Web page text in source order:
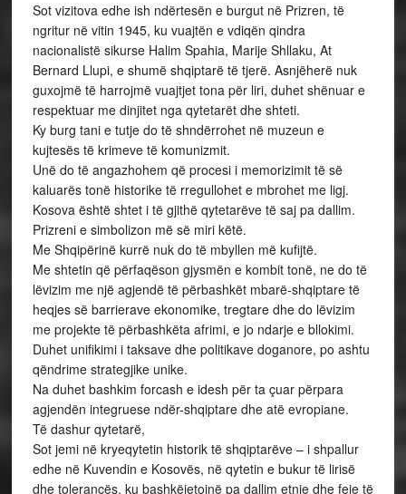
Sot vizitova edhe ish ndërtesën e burgut në Prizren, të
ngritur në vitin 1945, ku vuajtën e vdiqën qindra
nacionalistë sikurse Halim Spahia, Marije Shllaku, At
Bernard Llupi, e shumë shqiptarë të tjerë. Asnjëherë nuk
guxojmë të harrojmë vuajtjet tona për liri, duhet shënuar e
respektuar me dinjitet nga qytetarët dhe shteti.
Ky burg tani e tutje do të shndërrohet në muzeun e
kujtesës të krimeve të komunizmit.
Unë do të angazhohem që procesi i memorizimit të së
kaluarës tonë historike të rregullohet e mbrohet me ligj.
Kosova është shtet i të gjithë qytetarëve të saj pa dallim.
Prizreni e simbolizon më së miri këtë.
Me Shqipërinë kurrë nuk do të mbyllen më kufijtë.
Me shtetin që përfaqëson gjysmën e kombit tonë, ne do të
lëvizim me një agjendë të përbashkët mbarë-shqiptare të
heqjes së barrierave ekonomike, tregtare dhe do lëvizim
me projekte të përbashkëta afrimi, e jo ndarje e bllokimi.
Duhet unifikimi i taksave dhe politikave doganore, po ashtu
qëndrime strategjike unike.
Na duhet bashkim forcash e idesh për ta çuar përpara
agjendën integruese ndër-shqiptare dhe atë evropiane.
Të dashur qytetarë,
Sot jemi në kryeqytetin historik të shqiptarëve – i shpallur
edhe në Kuvendin e Kosovës, në qytetin e bukur të lirisë
dhe tolerancës, ku bashkëjetojnë pa dallim etnie dhe feje të